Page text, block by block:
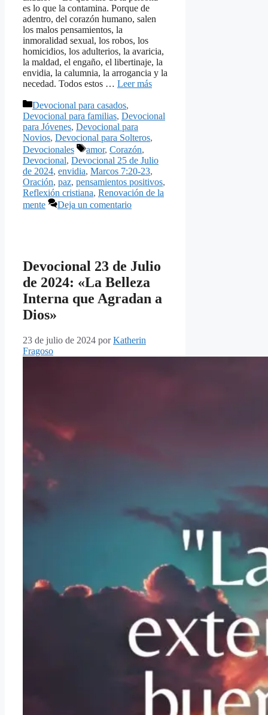
es lo que la contamina. Porque de
adentro, del corazón humano, salen
los malos pensamientos, la
inmoralidad sexual, los robos, los
homicidios, los adulterios, la avaricia,
la maldad, el engaño, el libertinaje, la
envidia, la calumnia, la arrogancia y la
necedad. Todos estos … Leer más
Categorías
Devocional para casados,
Devocional para familias, Devocional
para Jóvenes, Devocional para
Novios, Devocional para Solteros,
Devocionales
Etiquetas
amor, Corazón,
Devocional, Devocional 25 de Julio
de 2024, envidia, Marcos 7:20-23,
Oración, paz, pensamientos positivos,
Reflexión cristiana, Renovación de la
mente
Deja un comentario
Devocional 23 de Julio
de 2024: «La Belleza
Interna que Agradan a
Dios»
23 de julio de 2024 porKatherin
Fragoso